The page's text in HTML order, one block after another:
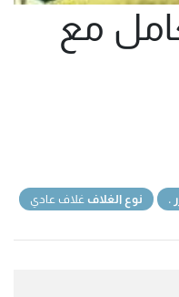
مع
. نوع الغلاف غلاف عادي